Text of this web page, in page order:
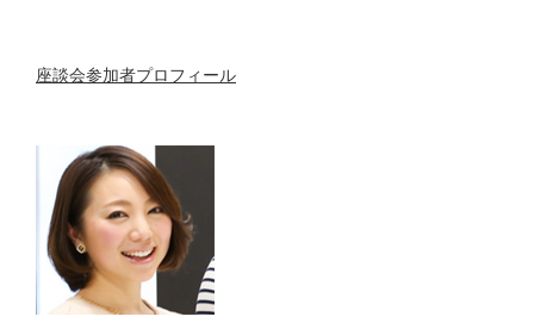
座談会参加者プロフィール